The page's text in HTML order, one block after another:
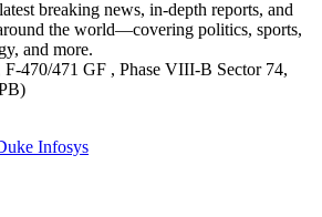
breaking news, in-depth reports, and
the world—covering politics, sports,
and more.
470/471 GF , Phase VIII-B Sector 74,
Infosys